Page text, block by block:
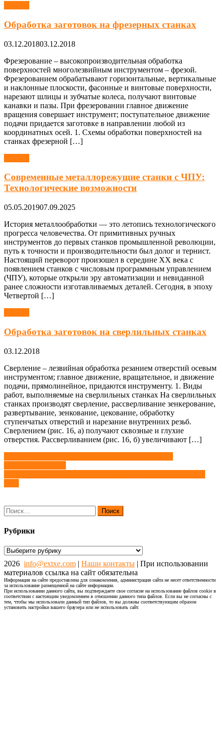
Обработка заготовок на фрезерных станках
03.12.201803.12.2018
Фрезерование – высокопроизводительная обработка
поверхностей многолезвийным инструментом – фрезой.
Фрезерованием обрабатывают горизонтальные, вертикальные
и наклонные плоскости, фасонные и винтовые поверхности,
нарезают шлицы и зубчатые колеса, получают винтовые
канавки и пазы. При фрезеровании главное движение
вращения совершает инструмент; поступательное движение
подачи придается заготовке в направлении любой из
координатных осей. 1. Схемы обработки поверхностей на
станках фрезерной […]
Cовременные металлорежущие станки с ЧПУ:
Технологические возможности
05.05.201907.09.2025
История металлообработки — это летопись технологического
прогресса человечества. От примитивных ручных
инструментов до первых станков промышленной революции,
путь к точности и производительности был долог и тернист.
Настоящий переворот произошел в середине XX века с
появлением станков с числовым программным управлением
(ЧПУ), которые открыли эру автоматизации и невиданной
ранее сложности изготавливаемых деталей. Сегодня, в эпоху
Четвертой […]
Обработка заготовок на сверлильных станках
03.12.2018
Сверление – лезвийная обработка резанием отверстий осевым
инструментом; главное движение, вращательное, и движение
подачи, прямолинейное, придаются инструменту. 1. Виды
работ, выполняемые на сверлильных станках На сверлильных
станках производят сверление, рассверливание зенкерование,
развертывание, зенкование, цекование, обработку
ступенчатых отверстий и нарезание внутренних резьб.
Сверлением (рис. 16, а) получают сквозные и глухие
отверстия. Рассверливанием (рис. 16, б) увеличивают […]
Навигация
по
записям
Найти:
Рубрики
Рубрики
2026 info@extxe.com | Наши контакты | При использовании
материалов ссылка на сайт обязательна
Информация на сайте предоставлена для ознакомления, администрация сайта не несет ответственности
за использование размещенной на сайте информации.
При использовании данного сайта, вы подтверждаете свое согласие на использование файлов cookie в
соответствии с настоящим уведомлением в отношении данного типа файлов. Если вы не согласны с
тем, чтобы мы использовали данный тип файлов, то вы должны соответствующим образом
установить настройки вашего браузера или не использовать сайт.